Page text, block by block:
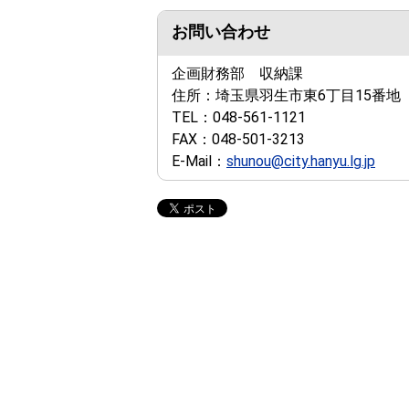
お問い合わせ
企画財務部 収納課
住所： 埼玉県羽生市東6丁目15番地
TEL： 048-561-1121
FAX： 048-501-3213
E-Mail： shunou@city.hanyu.lg.jp